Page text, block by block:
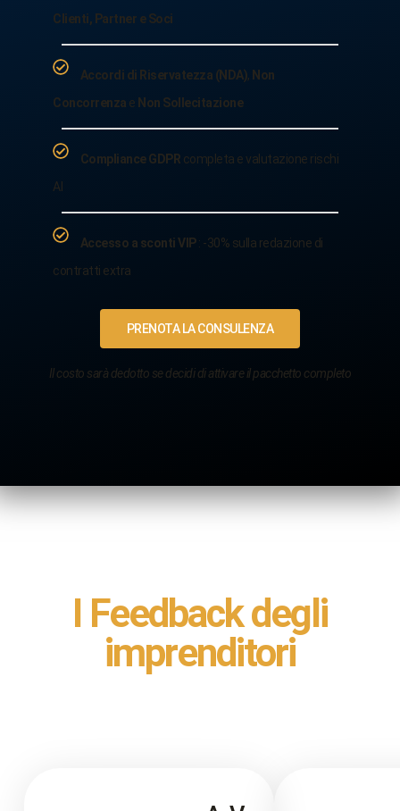
Clienti, Partner e Soci
Accordi di Riservatezza (NDA), Non
Concorrenza e Non Sollecitazione
Compliance GDPR completa e valutazione rischi
AI
Accesso a sconti VIP: -30% sulla redazione di
contratti extra
PRENOTA LA CONSULENZA
Il costo sarà dedotto se decidi di attivare il pacchetto completo
I Feedback degli
imprenditori